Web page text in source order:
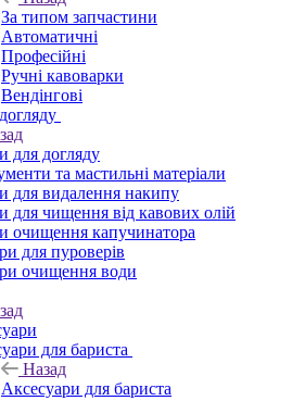
За типом запчастини
Автоматичні
Професійні
Ручні кавоварки
Вендінгові
для догляду
та мастильні матеріали
для видалення накипу
для чищення від кавових олій
очищення капучинатора
для пуроверів
очищення води
для бариста
Назад
Аксесуари для бариста